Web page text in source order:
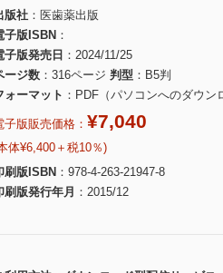
版社
医歯薬出版
子版ISBN
子版発売日
2024/11/25
ージ数
316ページ 判型
B5判
ォーマット
PDF（パソコンへのダウン
子版販売価格： ¥7,040
体¥6,400＋税10％)
刷版ISBN
978-4-263-21947-8
刷版発行年月
2015/12